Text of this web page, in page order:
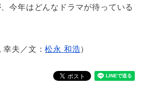
今年はどんなドラマが待っている
幸夫／文：松永 和浩）